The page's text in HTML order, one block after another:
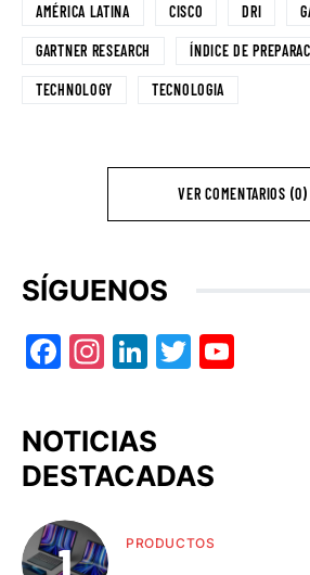
AMÉRICA LATINA CISCO DRI
GARTNER RESEARCH ÍNDICE DE
TECHNOLOGY TECNOLOGIA
VER COMENTARIOS (0)
SÍGUENOS
Facebook
Instagram
LinkedIn
Twitter
NOTICIAS
DESTACADAS
PRODUCTOS